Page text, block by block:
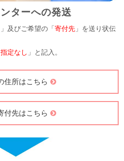
ターへの発送
」及びご希望の「寄付先 」を送り状伝
指定なし 」と記入。
住所はこちら
付先はこちら